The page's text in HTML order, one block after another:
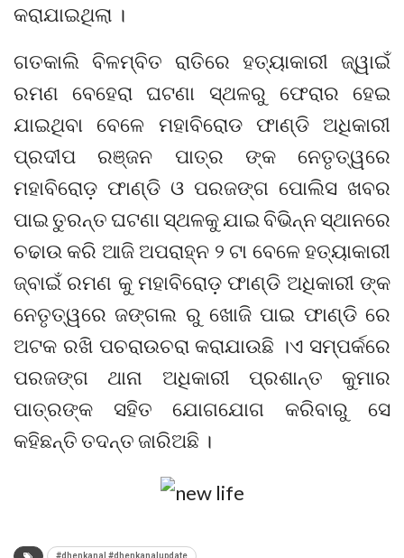
କରାଯାଇଥିଲା ।
ଗତକାଲି ବିଳମ୍ବିତ ରାତିରେ ହତ୍ୟାକାରୀ ଜ୍ୱାଇଁ
ରମଣ ବେହେରା ଘଟଣା ସ୍ଥଳରୁ ଫେରାର ହେଇ
ଯାଇଥିବା ବେଳେ ମହାବିରୋଡ ଫାଣ୍ଡି ଅଧିକାରୀ
ପ୍ରଦୀପ ରଞ୍ଜନ ପାତ୍ର ଙ୍କ ନେତୃତ୍ୱରେ
ମହାବିରୋଡ଼ ଫାଣ୍ଡି ଓ ପରଜଙ୍ଗ ପୋଲିସ ଖବର
ପାଇ ତୁରନ୍ତ ଘଟଣା ସ୍ଥଳକୁ ଯାଇ ବିଭିନ୍ନ ସ୍ଥାନରେ
ଚଢାଉ କରି ଆଜି ଅପରାହ୍ନ ୨ ଟା ବେଳେ ହତ୍ୟାକାରୀ
ଜ୍ବାଇଁ ରମଣ କୁ ମହାବିରୋଡ଼ ଫାଣ୍ଡି ଅଧିକାରୀ ଙ୍କ
ନେତୃତ୍ୱରେ ଜଙ୍ଗଲ ରୁ ଖୋଜି ପାଇ ଫାଣ୍ଡି ରେ
ଅଟକ ରଖି ପଚରାଉଚରା କରାଯାଉଛି ।ଏ ସମ୍ପର୍କରେ
ପରଜଙ୍ଗ ଥାନା ଅଧିକାରୀ ପ୍ରଶାନ୍ତ କୁମାର
ପାତ୍ରଙ୍କ ସହିତ ଯୋଗଯୋଗ କରିବାରୁ ସେ
କହିଛନ୍ତି ତଦନ୍ତ ଜାରିଅଛି ।
#dhenkanal #dhenkanalupdate